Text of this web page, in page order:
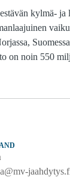
kylmä-
on noin 550